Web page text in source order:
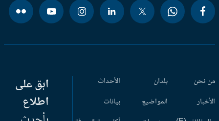
نحن
بلدان
المواضيع
الأحداث
بيانات
ابق على
اطلاع